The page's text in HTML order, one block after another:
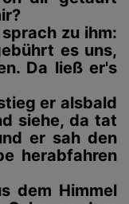
zu ihm:
es uns,
Da ließ er's
er alsbald
siehe, da tat
er sah den
herabfahren
dem Himmel